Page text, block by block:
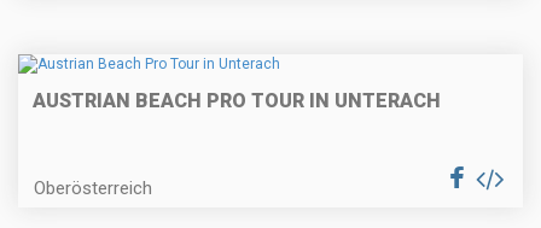
AUSTRIAN BEACH PRO TOUR IN UNTERACH
Oberösterreich